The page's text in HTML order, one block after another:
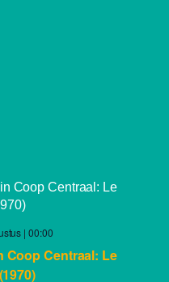
| 00:00
Coop Centraal: Le